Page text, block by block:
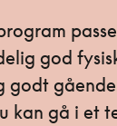
god
godt
kan gå i et